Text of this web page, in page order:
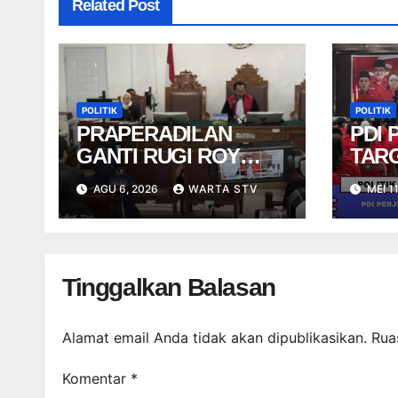
Related Post
POLITIK
PRAPERADILAN
GANTI RUGI ROY
SURYO DITOLAK
AGU 6, 2026 WARTA STV
POLITIK
PDI
MEI
Tinggalkan Balasan
Alamat email Anda tidak akan dipublikasikan.
Komentar *